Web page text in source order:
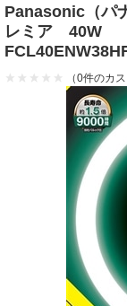
Panasonic（パ
レミア 40W
（0件のカ